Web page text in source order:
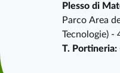
Plesso di
Parco Area
Tecnologie) -
T. Portineria: